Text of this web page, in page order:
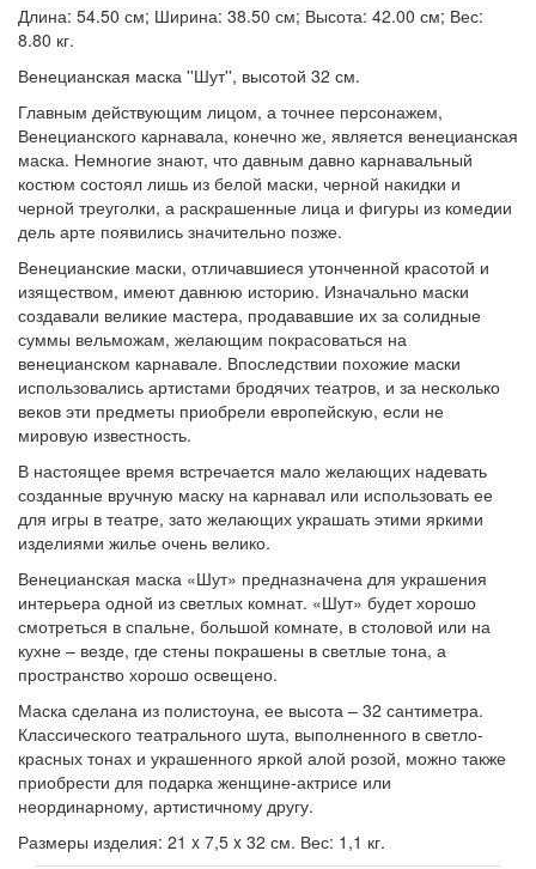
Длина: 54.50 см; Ширина: 38.50 см; Высота: 42.00 см; Вес:
8.80 кг.
Венецианская маска ''Шут'', высотой 32 см.
Главным действующим лицом, а точнее персонажем,
Венецианского карнавала, конечно же, является венецианская
маска. Немногие знают, что давным давно карнавальный
костюм состоял лишь из белой маски, черной накидки и
черной треуголки, а раскрашенные лица и фигуры из комедии
дель арте появились значительно позже.
Венецианские маски, отличавшиеся утонченной красотой и
изяществом, имеют давнюю историю. Изначально маски
создавали великие мастера, продававшие их за солидные
суммы вельможам, желающим покрасоваться на
венецианском карнавале. Впоследствии похожие маски
использовались артистами бродячих театров, и за несколько
веков эти предметы приобрели европейскую, если не
мировую известность.
В настоящее время встречается мало желающих надевать
созданные вручную маску на карнавал или использовать ее
для игры в театре, зато желающих украшать этими яркими
изделиями жилье очень велико.
Венецианская маска «Шут» предназначена для украшения
интерьера одной из светлых комнат. «Шут» будет хорошо
смотреться в спальне, большой комнате, в столовой или на
кухне – везде, где стены покрашены в светлые тона, а
пространство хорошо освещено.
Маска сделана из полистоуна, ее высота – 32 сантиметра.
Классического театрального шута, выполненного в светло-
красных тонах и украшенного яркой алой розой, можно также
приобрести для подарка женщине-актрисе или
неординарному, артистичному другу.
Размеры изделия: 21 x 7,5 x 32 см. Вес: 1,1 кг.